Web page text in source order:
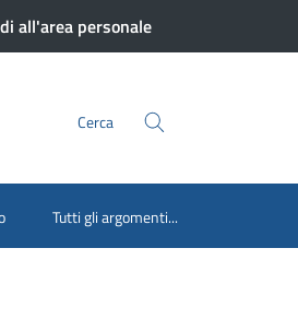
all'area personale
Cerca
Tutti gli argomenti...